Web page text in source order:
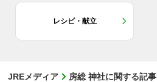
レシピ・献立
JREメディア 房総 神社に関する記事